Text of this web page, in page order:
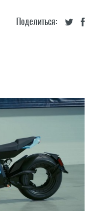
Поделиться: